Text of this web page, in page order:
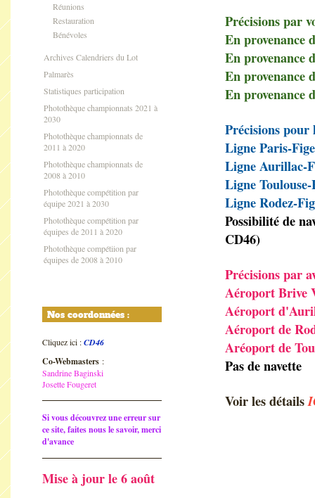
Réunions
Restauration
Bénévoles
Archives Calendriers du Lot
Palmarès
Statistiques participation
Photothèque championnats 2021 à
2030
Photothèque championnats de
2011 à 2020
Photothèque championnats de
2008 à 2010
Photothèque compétition par
équipe 2021 à 2030
Photothèque compétition par
équipes de 2011 à 2020
Photothèque compétiion par
équipes de 2008 à 2010
Nos coordonnées :
Cliquez ici :CD46
Co-Webmasters :
Sandrine Baginski
Josette Fougeret
Si vous découvrez une erreur sur
ce site, faites nous le savoir, merci
d'avance
Mise à jour le 6 août
Précisions par
En provenance
En provenance
En provenance
En provenance
Précisions pour
Ligne Paris-
Ligne Aurillac-
Ligne
Ligne Rodez-
Possibilité de
CD46)
Précisions par
Aéroport Brive
Aéroport
Aéroport de
Aréoport de
Pas de navette
Voir les détails